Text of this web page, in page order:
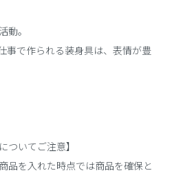
動。
事で作られる装身具は、表情が豊
ついてご注意】
品を入れた時点では商品を確保と